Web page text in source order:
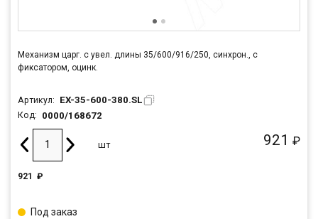
Механизм царг. с увел. длины 35/600/916/250, синхрон., с
фиксатором, оцинк.
Артикул: EX-35-600-380.SL
Код: 0000/168672
921 ₽
шт
921 ₽
Под заказ